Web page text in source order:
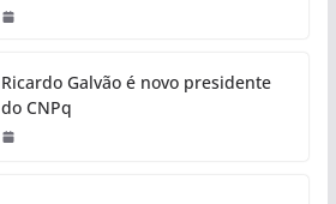
Ricardo Galvão é novo presidente
do CNPq